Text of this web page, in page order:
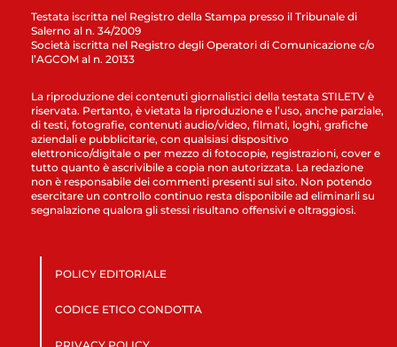
Testata iscritta nel Registro della Stampa presso il Tribunale di
Salerno al n. 34/2009
Società iscritta nel Registro degli Operatori di Comunicazione c/o
l’AGCOM al n. 20133
La riproduzione dei contenuti giornalistici della testata STILETV è
riservata. Pertanto, è vietata la riproduzione e l’uso, anche parziale,
di testi, fotografie, contenuti audio/video, filmati, loghi, grafiche
aziendali e pubblicitarie, con qualsiasi dispositivo
elettronico/digitale o per mezzo di fotocopie, registrazioni, cover e
tutto quanto è ascrivibile a copia non autorizzata. La redazione
non è responsabile dei commenti presenti sul sito. Non potendo
esercitare un controllo continuo resta disponibile ad eliminarli su
segnalazione qualora gli stessi risultano offensivi e oltraggiosi.
POLICY EDITORIALE
CODICE ETICO CONDOTTA